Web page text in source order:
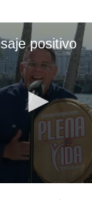
positivo